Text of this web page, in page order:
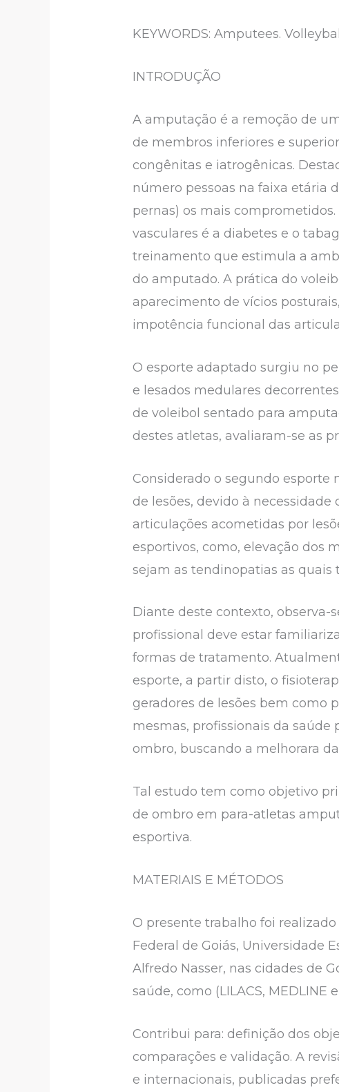
KEYWORDS: Amputees.
INTRODUÇÃO
A amputação é a remoção de
de membros inferiores e
congênitas e iatrogênicas.
número pessoas na faixa etária
pernas) os mais
vasculares é a diabetes e o
treinamento que estimula a
do amputado. A prática do
aparecimento de vícios
impotência funcional das
O esporte adaptado surgiu no
e lesados medulares
de voleibol sentado para
destes atletas, avaliaram-se as
Considerado o segundo esporte
de lesões, devido à
articulações acometidas por
esportivos, como, elevação dos
sejam as tendinopatias as quais
Diante deste contexto, observa-
profissional deve estar
formas de tratamento.
esporte, a partir disto, o
geradores de lesões bem como
mesmas, profissionais da
ombro, buscando a melhorara
Tal estudo tem como objetivo
de ombro em para-atletas
esportiva.
MATERIAIS E MÉTODOS
O presente trabalho foi
Federal de Goiás, Universidade
Alfredo Nasser, nas cidades de
saúde, como (LILACS, MEDLINE e
Contribui para: definição dos
comparações e validação. A
e internacionais, publicadas